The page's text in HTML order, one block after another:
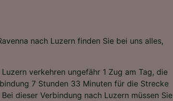
nach Luzern finden Sie bei uns alles,
verkehren ungefähr 1 Zug am Tag, die
7 Stunden 33 Minuten für die Strecke
dieser Verbindung nach Luzern müssen Sie